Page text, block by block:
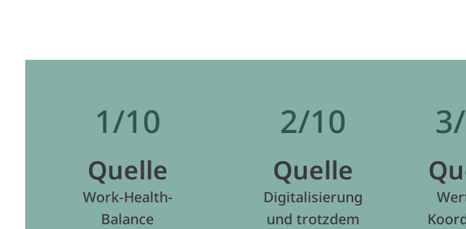
1/10
Quelle
Work-Health-
Balance
2/10
Quelle
Digitalisierung
und trotzdem